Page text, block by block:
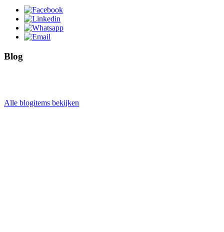
Blog
Alle blogitems bekijken